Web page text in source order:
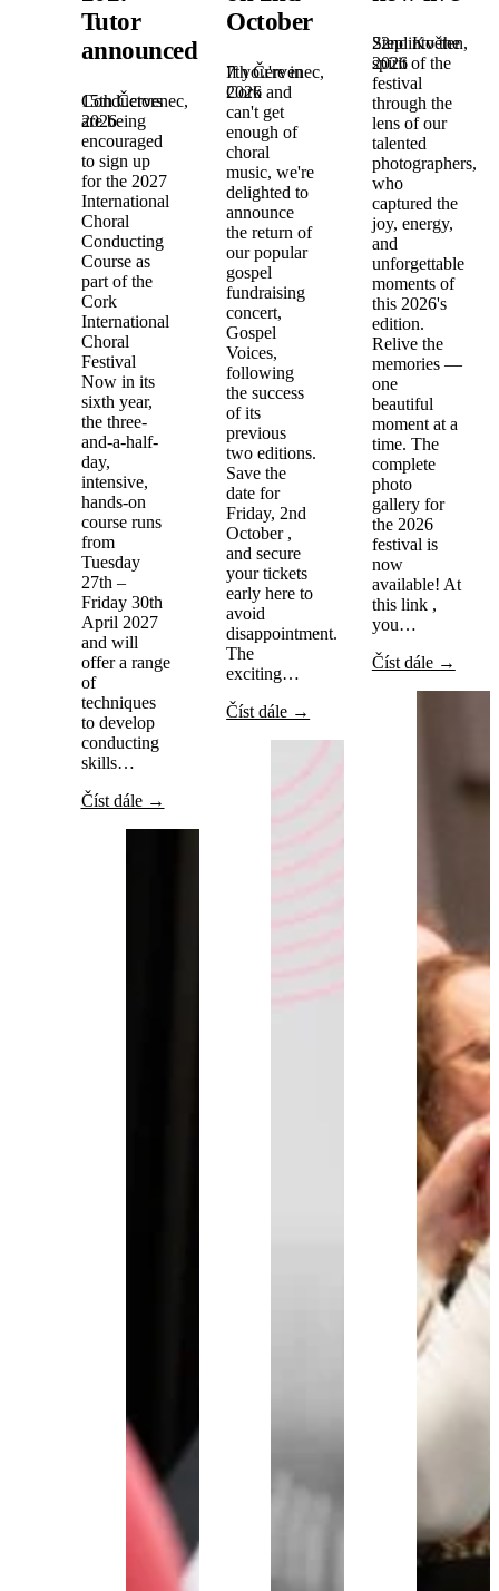
Tutor
announced!
15th Červenec,
2026
Conductors
are being
encouraged
to sign up
for the 2027
International
Choral
Conducting
Course as
part of the
Cork
International
Choral
Festival
Now in its
sixth year,
the three-
and-a-half-
day,
intensive,
hands-on
course runs
from
Tuesday
27th –
Friday 30th
April 2027
and will
offer a range
of
techniques
to develop
conducting
skills…
Číst dále →
October
7th Červenec,
2026
If you're in
Cork and
can't get
enough of
choral
music, we're
delighted to
announce
the return of
our popular
gospel
fundraising
concert,
Gospel
Voices,
following
the success
of its
previous
two editions.
Save the
date for
Friday, 2nd
October ,
and secure
your tickets
early here to
avoid
disappointment.
The
exciting…
Číst dále →
22nd Květen,
2026
Step into the
spirit of the
festival
through the
lens of our
talented
photographers,
who
captured the
joy, energy,
and
unforgettable
moments of
this 2026's
edition.
Relive the
memories —
one
beautiful
moment at a
time. The
complete
photo
gallery for
the 2026
festival is
now
available! At
this link ,
you…
Číst dále →